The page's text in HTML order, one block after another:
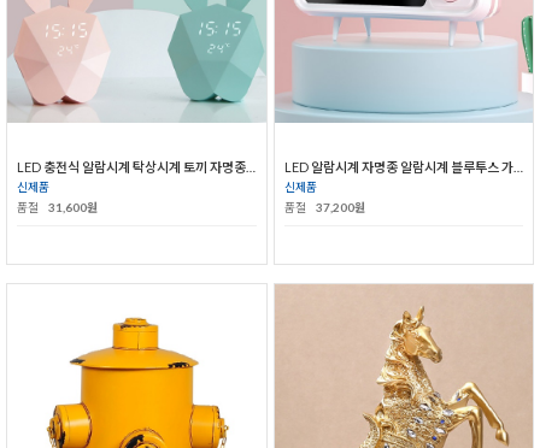
신제품
품절
31,600원
LED 알람시계 자명종 알람시계 블루투스 가능
신제품
품절
37,200원